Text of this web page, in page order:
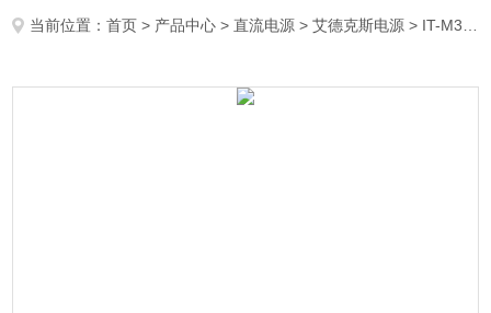
当前位置：首页 > 产品中心 >直流电源 >艾德克斯电源 > IT-M3906D-1500-12艾德克斯大功率可编程直流电源